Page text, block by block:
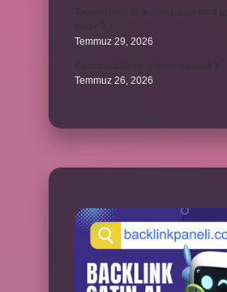
Temmuz 29, 2026
Temmuz 26, 2026